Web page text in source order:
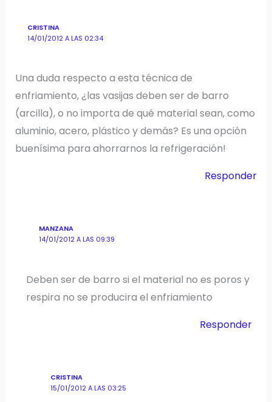
CRISTINA
14/01/2012 A LAS 02:34
Una duda respecto a esta técnica de
enfriamiento, ¿las vasijas deben ser de barro
(arcilla), o no importa de qué material sean, como
aluminio, acero, plástico y demás? Es una opción
buenísima para ahorrarnos la refrigeración!
Responder
MANZANA
14/01/2012 A LAS 09:39
Deben ser de barro si el material no es poros y
respira no se producira el enfriamiento
Responder
CRISTINA
15/01/2012 A LAS 03:25